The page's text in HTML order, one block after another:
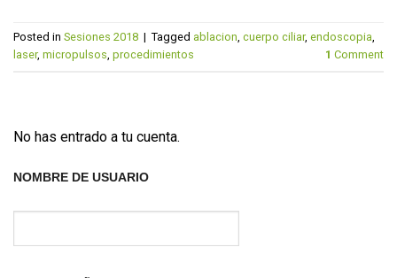
Posted in Sesiones 2018 | Tagged ablacion, cuerpo ciliar, endoscopia,
laser, micropulsos, procedimientos 1 Comment
No has entrado a tu cuenta.
NOMBRE DE USUARIO